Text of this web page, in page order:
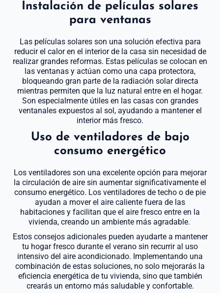
Instalación de películas solares
para ventanas
Las películas solares son una solución efectiva para
reducir el calor en el interior de la casa sin necesidad de
realizar grandes reformas. Estas películas se colocan en
las ventanas y actúan como una capa protectora,
bloqueando gran parte de la radiación solar directa
mientras permiten que la luz natural entre en el hogar.
Son especialmente útiles en las casas con grandes
ventanales expuestos al sol, ayudando a mantener el
interior más fresco.
Uso de ventiladores de bajo
consumo energético
Los ventiladores son una excelente opción para mejorar
la circulación de aire sin aumentar significativamente el
consumo energético. Los ventiladores de techo o de pie
ayudan a mover el aire caliente fuera de las
habitaciones y facilitan que el aire fresco entre en la
vivienda, creando un ambiente más agradable.
Estos consejos adicionales pueden ayudarte a mantener
tu hogar fresco durante el verano sin recurrir al uso
intensivo del aire acondicionado. Implementando una
combinación de estas soluciones, no solo mejorarás la
eficiencia energética de tu vivienda, sino que también
crearás un entorno más saludable y confortable.